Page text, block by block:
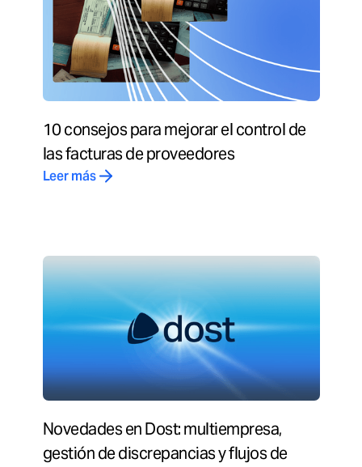
10 consejos para mejorar el control de
las facturas de proveedores
Leer más
Novedades en Dost: multiempresa,
gestión de discrepancias y flujos de